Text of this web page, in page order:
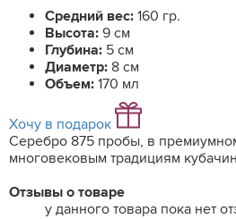
Средний вес: 160 гр.
Высота: 9 см
Глубина: 5 см
Диаметр: 8 см
Объем: 170 мл
Хочу в подарок
Серебро 875 пробы, в
многовековым традициям
Отзывы о товаре
у данного товара пока нет